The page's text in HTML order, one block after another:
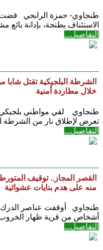
طنجاوي- حمزة الرابحي قضت
الاستئناف بطنجة، بإدانة بائع
التفاصيل...
الشرطة البلجيكية تقتل
خلال مطاردة أمنية
طنجاوي لقي مواطني
تعرض لإطلاق نار من الشرطة
التفاصيل...
القصر المجاز.. توقيف
منه على هدم بنايات عشوائية
طنجاوي أوقفت عناصر الدرك
أشخاص من قرية ظهار
التفاصيل...